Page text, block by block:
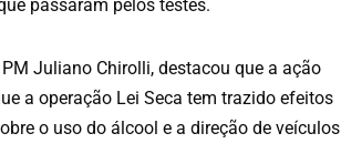
passaram pelos testes.
Juliano Chirolli, destacou que a ação
a operação Lei Seca tem trazido efeitos
o uso do álcool e a direção de veículos